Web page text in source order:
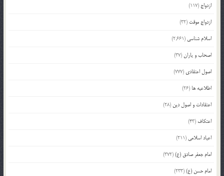
ازدواج (117)
ازدواج موقت (32)
اسلام شناسی (2,661)
اصحاب و یاران(37)
اصول اعتقادی (777)
اطلاعیه ها (26)
اعتقادات و اصول دین (28)
اعتکاف (43)
اعیاد اسلامی (211)
امام جعفر صادق (ع)(372)
امام حسن (ع)(233)